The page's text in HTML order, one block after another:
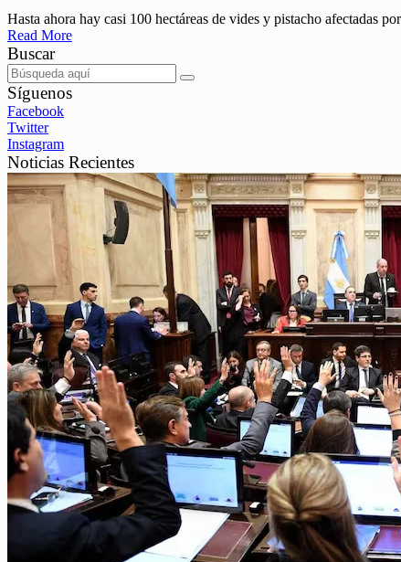
Hasta ahora hay casi 100 hectáreas de vides y pistacho afectadas
Read More
Buscar
Síguenos
Facebook
Twitter
Instagram
Noticias Recientes